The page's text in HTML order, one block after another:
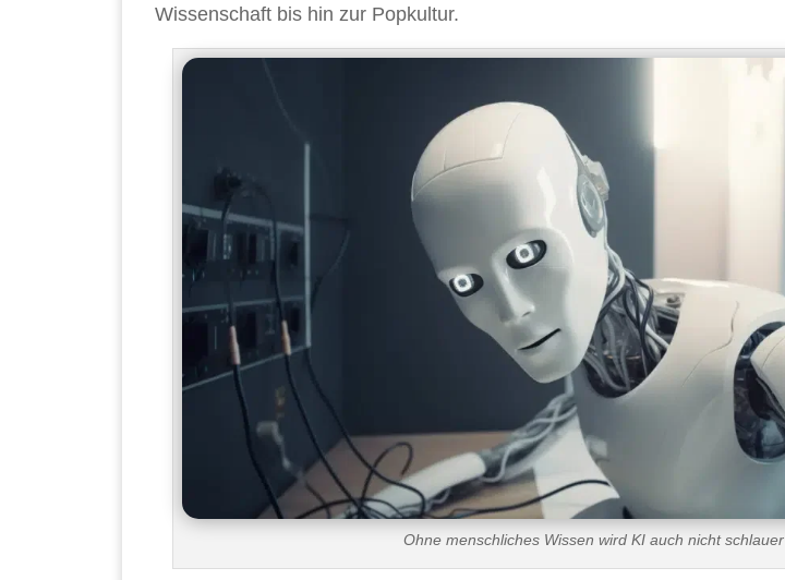
Wissenschaft bis hin zur Popkultur.
Ohne menschliches Wissen wird KI auch nicht schlauer